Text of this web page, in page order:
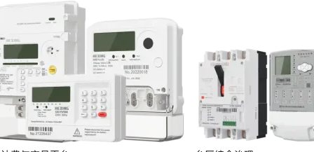
投资者关系
定期报告
临时公告
投资者保护
投资者互动